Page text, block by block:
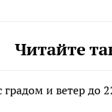
Читайте
и ветер до